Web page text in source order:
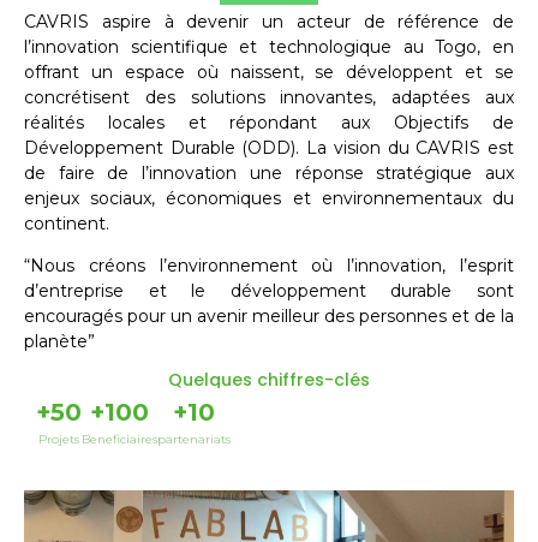
CAVRIS aspire à devenir un acteur de référence de
l’innovation scientifique et technologique au Togo, en
offrant un espace où naissent, se développent et se
concrétisent des solutions innovantes, adaptées aux
réalités locales et répondant aux Objectifs de
Développement Durable (ODD). La vision du CAVRIS est
de faire de l’innovation une réponse stratégique aux
enjeux sociaux, économiques et environnementaux du
continent.
“Nous créons l’environnement où l’innovation, l’esprit
d’entreprise et le développement durable sont
encouragés pour un avenir meilleur des personnes et de la
planète”
Quelques chiffres-clés
Projets
+50
Beneficiaires
+100
partenariats
+10